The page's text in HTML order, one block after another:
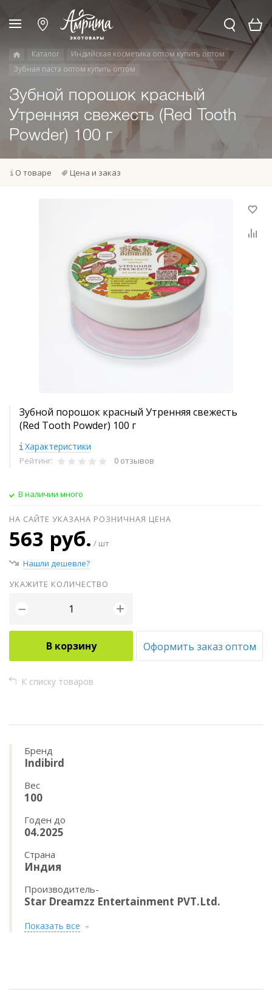
Каталог
Индийская косметика оптом купить оптом
Зубная паста оптом купить оптом
Зубной порошок красный
Утренняя свежесть (Red Tooth
Powder) 100 г
О товаре Цена и заказ
Зубной порошок красный Утренняя свежесть
(Red Tooth Powder) 100 г
Характеристики
Рейтинг: 0 отзывов
В наличии много
НА САЙТЕ УКАЗАНА РОЗНИЧНАЯ ЦЕНА
563 руб. / шт
Нашли дешевле?
УКАЖИТЕ КОЛИЧЕСТВО
− +
В корзину Оформить заказ оптом
К списку товаров
Бренд
Indibird
Вес
100
Годен до
04.2025
Страна
Индия
Производитель-
Star Dreamzz Entertainment PVT.Ltd.
Показать все